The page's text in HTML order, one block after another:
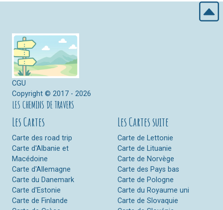
CGU
Copyright © 2017 - 2026
LES CHEMINS DE TRAVERS
Les Cartes
Carte des road trip
Carte d'Albanie et
Macédoine
Carte d'Allemagne
Carte du Danemark
Carte d'Estonie
Carte de Finlande
Les Cartes suite
Carte de Lettonie
Carte de Lituanie
Carte de Norvège
Carte des Pays bas
Carte de Pologne
Carte du Royaume uni
Carte de Slovaquie